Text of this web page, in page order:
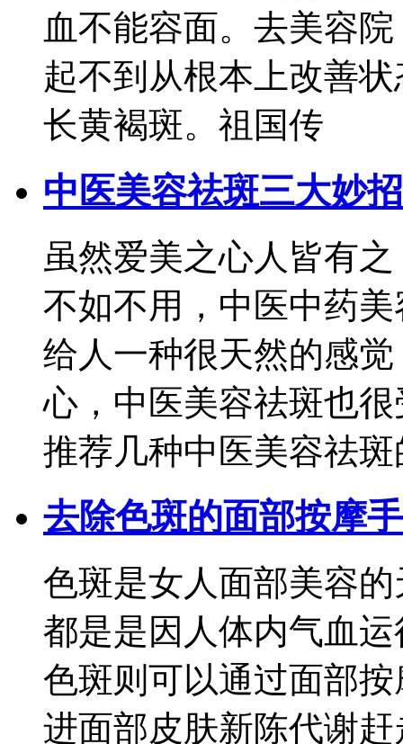
血不能容面。去美容
起不到从根本上改善
长黄褐斑。祖国传
中医美容祛斑三大妙招
虽然爱美之心人皆有
不如不用，中医中药
给人一种很天然的感
心，中医美容祛斑也
推荐几种中医美容祛
去除色斑的面部按摩
色斑是女人面部美容
都是是因人体内气血
色斑则可以通过面部
进面部皮肤新陈代谢